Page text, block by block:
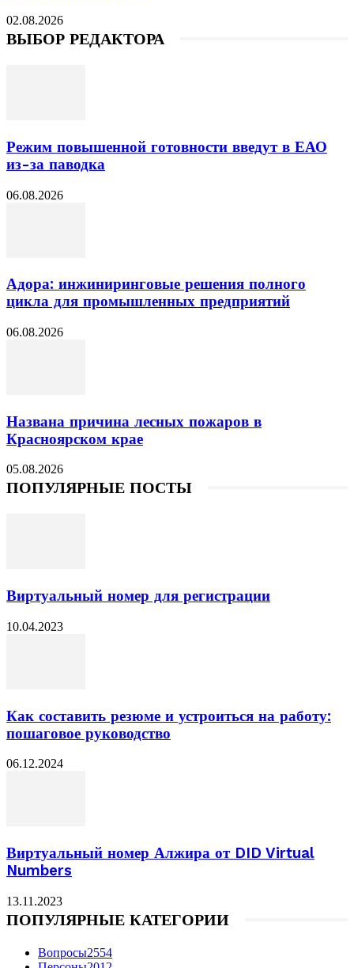
02.08.2026
ВЫБОР РЕДАКТОРА
Режим повышенной готовности введут в ЕАО
из-за паводка
06.08.2026
Адора: инжиниринговые решения полного
цикла для промышленных предприятий
06.08.2026
Названа причина лесных пожаров в
Красноярском крае
05.08.2026
ПОПУЛЯРНЫЕ ПОСТЫ
Виртуальный номер для регистрации
10.04.2023
Как составить резюме и устроиться на работу:
пошаговое руководство
06.12.2024
Виртуальный номер Алжира от DID Virtual
Numbers
13.11.2023
ПОПУЛЯРНЫЕ КАТЕГОРИИ
Вопросы2554